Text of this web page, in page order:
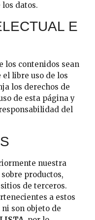
datos.
E
los contenidos sean
libre uso de los
los derechos de
de esta página y
del
nuestra
productos,
de terceros.
a estos
son objeto de